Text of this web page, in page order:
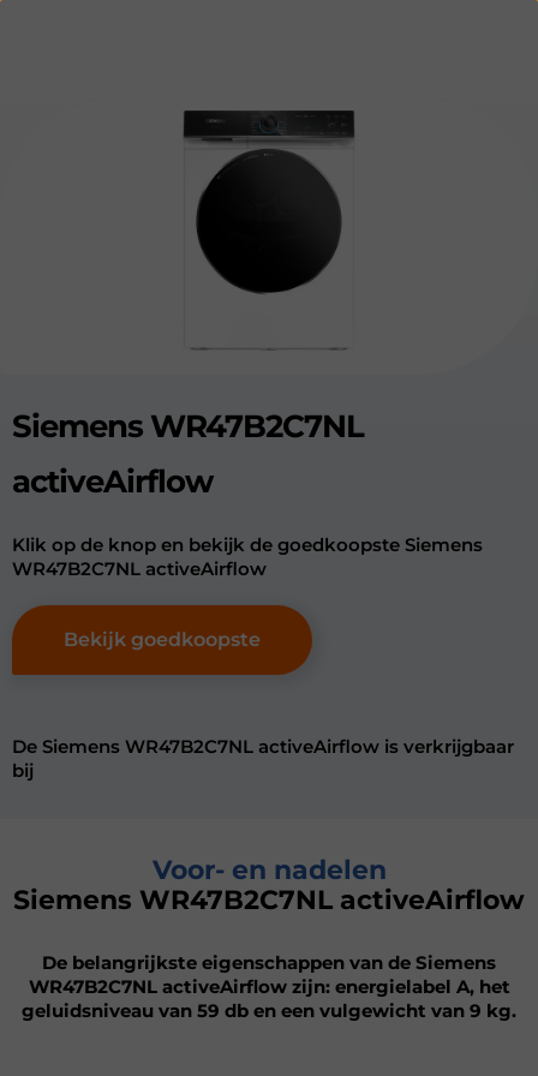
Siemens WR47B2C7NL
activeAirflow
Klik op de knop en bekijk de goedkoopste Siemens
WR47B2C7NL activeAirflow
Bekijk goedkoopste
De Siemens WR47B2C7NL activeAirflow is verkrijgbaar
bij
Voor- en nadelen
Siemens WR47B2C7NL activeAirflow
De belangrijkste eigenschappen van de Siemens
WR47B2C7NL activeAirflow zijn: energielabel A, het
geluidsniveau van 59 db en een vulgewicht van 9 kg.